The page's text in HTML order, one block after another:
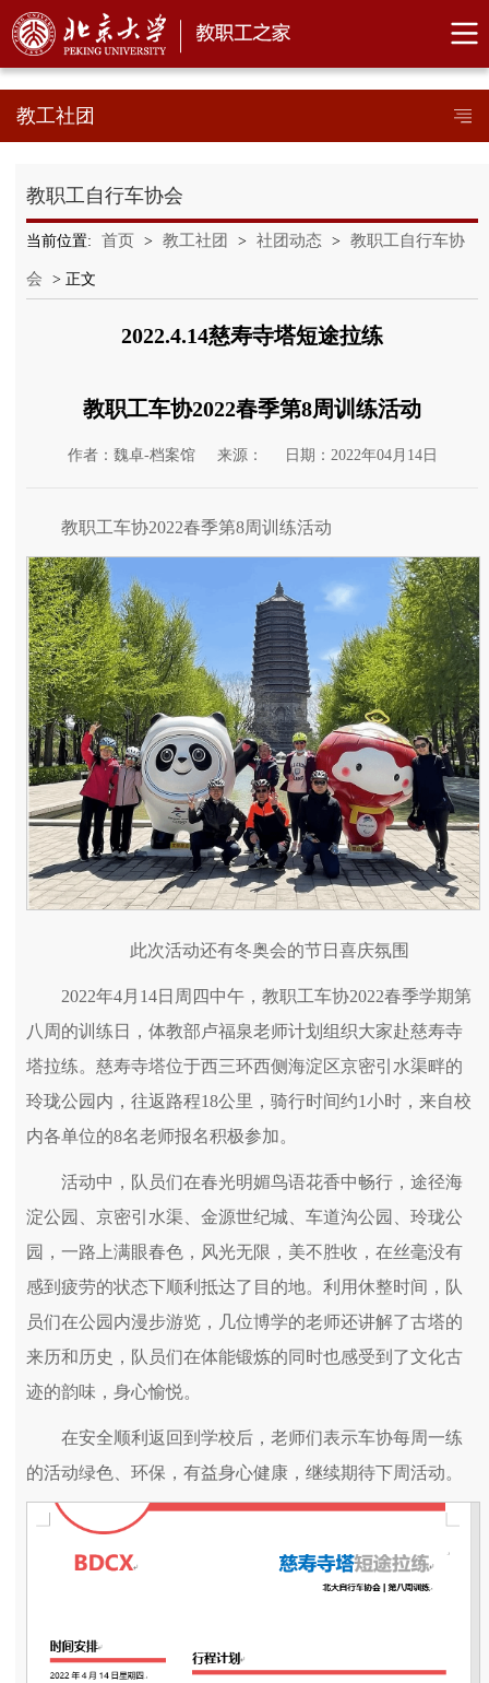
教工社团
教职工自行车协会
当前位置: 首页 > 教工社团 > 社团动态 > 教职工自行车协
会 > 正文
2022.4.14慈寿寺塔短途拉练
教职工车协2022春季第8周训练活动
作者：魏卓-档案馆 来源： 日期：2022年04月14日
教职工车协2022春季第8周训练活动
此次活动还有冬奥会的节日喜庆氛围
2022年4月14日周四中午，教职工车协2022春季学期第
八周的训练日，体教部卢福泉老师计划组织大家赴慈寿寺
塔拉练。慈寿寺塔位于西三环西侧海淀区京密引水渠畔的
玲珑公园内，往返路程18公里，骑行时间约1小时，来自校
内各单位的8名老师报名积极参加。
活动中，队员们在春光明媚鸟语花香中畅行，途径海
淀公园、京密引水渠、金源世纪城、车道沟公园、玲珑公
园，一路上满眼春色，风光无限，美不胜收，在丝毫没有
感到疲劳的状态下顺利抵达了目的地。利用休整时间，队
员们在公园内漫步游览，几位博学的老师还讲解了古塔的
来历和历史，队员们在体能锻炼的同时也感受到了文化古
迹的韵味，身心愉悦。
在安全顺利返回到学校后，老师们表示车协每周一练
的活动绿色、环保，有益身心健康，继续期待下周活动。